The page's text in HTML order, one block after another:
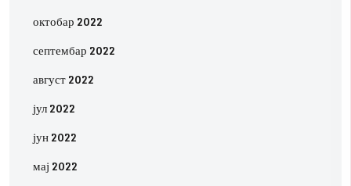
октобар 2022
септембар 2022
август 2022
јул 2022
јун 2022
мај 2022